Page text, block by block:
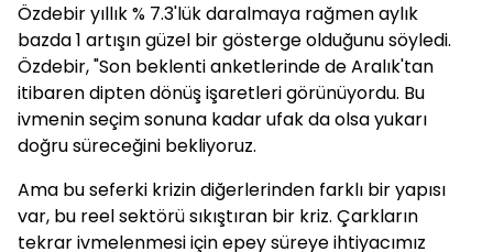
Özdebir yıllık % 7.3'lük daralmaya rağmen aylık
bazda 1 artışın güzel bir gösterge olduğunu söyledi.
Özdebir, "Son beklenti anketlerinde de Aralık'tan
itibaren dipten dönüş işaretleri görünüyordu. Bu
ivmenin seçim sonuna kadar ufak da olsa yukarı
doğru süreceğini bekliyoruz.
Ama bu seferki krizin diğerlerinden farklı bir yapısı
var, bu reel sektörü sıkıştıran bir kriz. Çarkların
tekrar ivmelenmesi için epey süreye ihtiyacımız